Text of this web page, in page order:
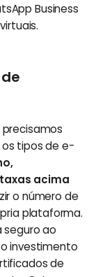
Business
tipos de e-
acima
o número de
plataforma.
seguro ao
investimento
de